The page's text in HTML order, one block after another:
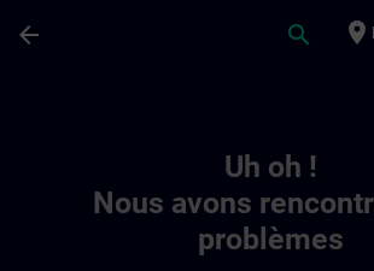
arrow_back search place
Uh oh !
Nous avons
problèmes